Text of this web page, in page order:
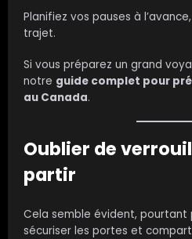
Planifiez vos pauses à
trajet.
Si vous préparez un grand
notre guide complet pour
au Canada.
Oublier de
partir
Cela semble évident, pourtant
sécuriser les portes et